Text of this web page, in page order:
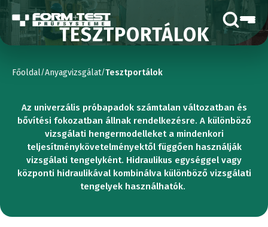
TESZTPORTÁLOK
Főoldal/Anyagvizsgálat/Tesztportálok
Az univerzális próbapadok számtalan változatban és
bővítési fokozatban állnak rendelkezésre. A különböző
vizsgálati hengermodelleket a mindenkori
teljesítménykövetelményektől függően használják
vizsgálati tengelyként. Hidraulikus egységgel vagy
központi hidraulikával kombinálva különböző vizsgálati
tengelyek használhatók.